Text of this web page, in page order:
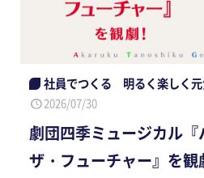
社員でつくる 明るく楽しく
2026/07/30
劇団四季ミュージカル『
ザ・フューチャー』を観